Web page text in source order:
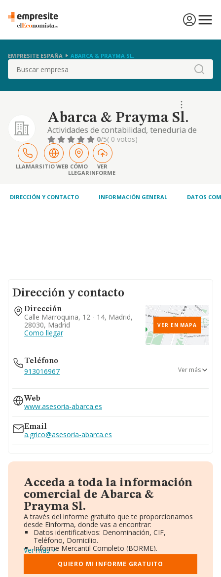
EMPRESITE ESPAÑA ABARCA & PRAYMA SL.
Buscar
Abarca & Prayma Sl.
Actividades de contabilidad, teneduria de
libros, auditoria y asesoria fiscal. centro de
negocios, cesion de despachos y alquiler de
servicios empresariales y secretariado;
domiciliacion de empresas.
0/5( 0 votos)
LLAMARSITIO WEB CÓMO
LLEGAR
VER
INFORME
DIRECCIÓN Y CONTACTO INFORMACIÓN GENERAL DATOS
Dirección y contacto
Dirección
Calle Marroquina, 12 - 14, Madrid,
28030, Madrid
Como llegar
VER EN MAPA
Teléfono
913016967
915646049
914393658
Ver más
Web
www.asesoria-abarca.es
Email
a.grico@asesoria-abarca.es
Acceda a toda la información
comercial de Abarca &
Prayma Sl.
A través del informe gratuito que te proporcionamos
desde Einforma, donde vas a encontrar:
Datos identificativos: Denominación, CIF,
Teléfono, Domicilio.
Informe Mercantil Completo (BORME).
Gráficos de Evolución Ventas y Empleados.
Consejo de Administración y Administradores.
Directivos y Ejecutivos.
Ver más
QUIERO MI INFORME GRATUITO